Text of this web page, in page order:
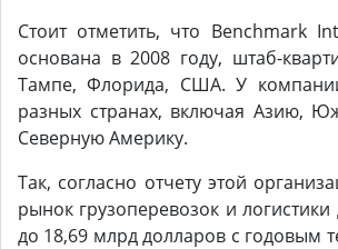
Стоит отметить, что Benchmark
основана в 2008 году, штаб-
Тампе, Флорида, США. У
разных странах, включая Азию,
Северную Америку.
Так, согласно отчету этой
рынок грузоперевозок и
до 18,69 млрд долларов с годовым